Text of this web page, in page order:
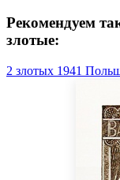
Рекомендуем
злотые:
2 злотых 1941